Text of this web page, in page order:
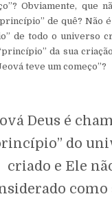
Obviamente, que
de quê? Não
de todo o universo
da sua
teve um começo”?
Deus é
do
criado e Ele
como